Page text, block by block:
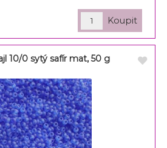
10/0 sytý safír mat, 50 g